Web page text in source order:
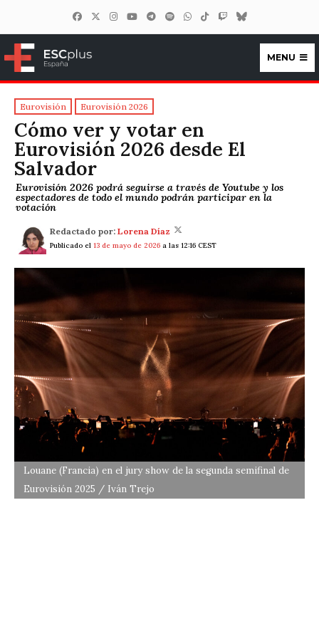
ESCplus España
MENU
Eurovisión Eurovisión 2026
Cómo ver y votar en
Eurovisión 2026 desde El
Salvador
Eurovisión 2026 podrá seguirse a través de Youtube y los
espectadores de todo el mundo podrán participar en la
votación
Redactado por: Lorena Díaz
Publicado el 13 de mayo de 2026 a las 12:16 CEST
Louane (Francia) en el jury show de la segunda semifinal de
Eurovisión 2025 / Iván Trejo